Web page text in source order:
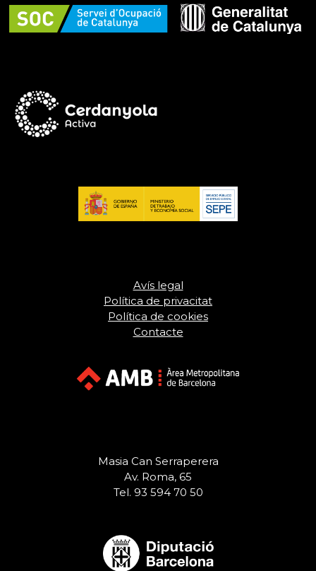
Avís legal
Política de privacitat
Política de cookies
Contacte
Masia Can Serraperera
Av. Roma, 65
Tel. 93 594 70 50